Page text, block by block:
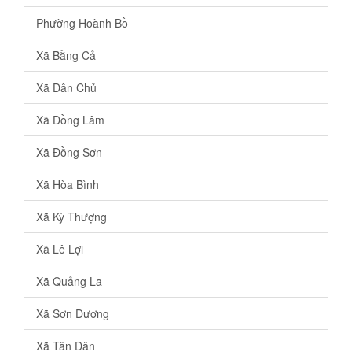
Phường Hoành Bồ
Xã Bằng Cả
Xã Dân Chủ
Xã Đồng Lâm
Xã Đồng Sơn
Xã Hòa Bình
Xã Kỳ Thượng
Xã Lê Lợi
Xã Quảng La
Xã Sơn Dương
Xã Tân Dân